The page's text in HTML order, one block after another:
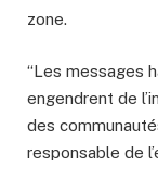
zone.
“Les messages
engendrent de
des
responsable de